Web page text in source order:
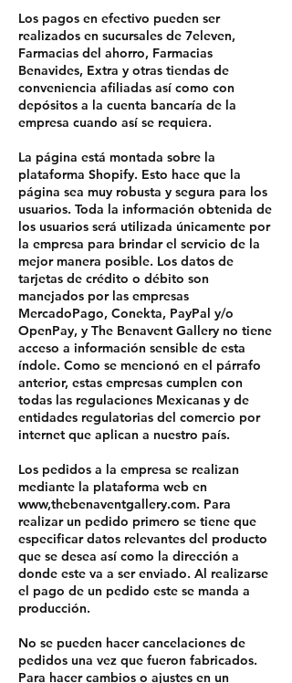
Los pagos en efectivo pueden ser
realizados en sucursales de 7eleven,
Farmacias del ahorro, Farmacias
Benavides, Extra y otras tiendas de
conveniencia afiliadas así como con
depósitos a la cuenta bancaría de la
empresa cuando así se requiera.
La página está montada sobre la
plataforma Shopify. Esto hace que la
página sea muy robusta y segura para los
usuarios. Toda la información obtenida de
los usuarios será utilizada únicamente por
la empresa para brindar el servicio de la
mejor manera posible. Los datos de
tarjetas de crédito o débito son
manejados por las empresas
MercadoPago, Conekta, PayPal y/o
OpenPay, y The Benavent Gallery no tiene
acceso a información sensible de esta
índole. Como se mencionó en el párrafo
anterior, estas empresas cumplen con
todas las regulaciones Mexicanas y de
entidades regulatorias del comercio por
internet que aplican a nuestro país.
Los pedidos a la empresa se realizan
mediante la plataforma web en
www,thebenaventgallery.com. Para
realizar un pedido primero se tiene que
especificar datos relevantes del producto
que se desea así como la dirección a
donde este va a ser enviado. Al realizarse
el pago de un pedido este se manda a
producción.
No se pueden hacer cancelaciones de
pedidos una vez que fueron fabricados.
Para hacer cambios o ajustes en un